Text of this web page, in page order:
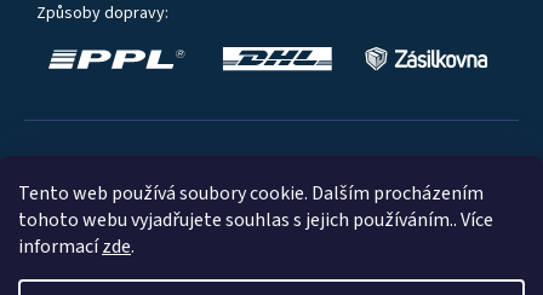
Tento web používá soubory cookie. Dalším procházením
tohoto webu vyjadřujete souhlas s jejich používáním.. Více
informacízde.
Způsoby dopravy:
Oblíbené způsoby platby: